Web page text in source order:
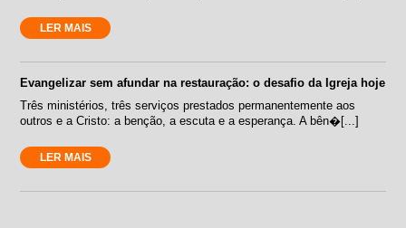
LER MAIS
Evangelizar sem afundar na restauração: o desafio da Igreja hoje
Três ministérios, três serviços prestados permanentemente aos
outros e a Cristo: a benção, a escuta e a esperança. A bên�[...]
LER MAIS